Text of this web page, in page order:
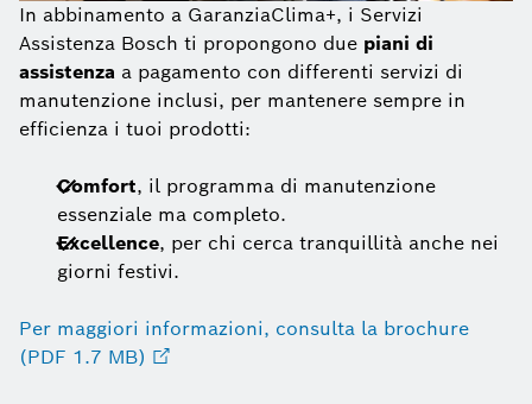
In abbinamento a GaranziaClima+, i Servizi
Assistenza Bosch ti propongono due piani di
assistenza a pagamento con differenti servizi di
manutenzione inclusi, per mantenere sempre in
efficienza i tuoi prodotti:
Comfort, il programma di manutenzione
essenziale ma completo.
Excellence, per chi cerca tranquillità anche nei
giorni festivi.
Per maggiori informazioni, consulta la brochure
(PDF 1.7 MB)